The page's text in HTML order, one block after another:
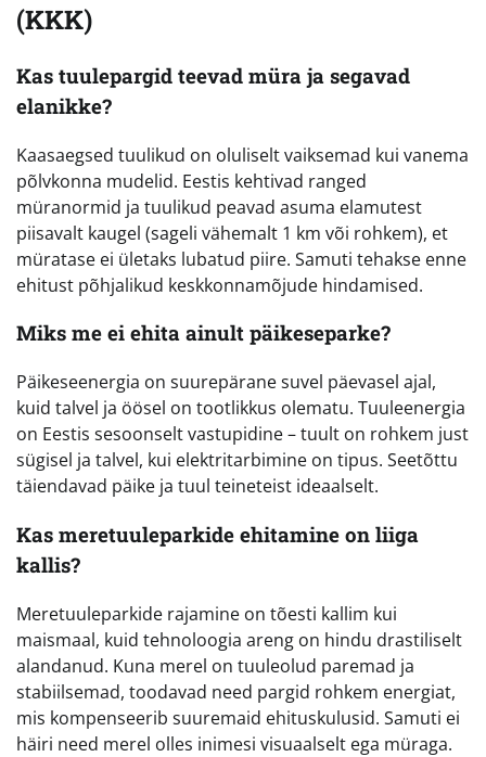
(KKK)
Kas tuulepargid teevad müra ja segavad
elanikke?
Kaasaegsed tuulikud on oluliselt vaiksemad kui vanema
põlvkonna mudelid. Eestis kehtivad ranged
müranormid ja tuulikud peavad asuma elamutest
piisavalt kaugel (sageli vähemalt 1 km või rohkem), et
müratase ei ületaks lubatud piire. Samuti tehakse enne
ehitust põhjalikud keskkonnamõjude hindamised.
Miks me ei ehita ainult päikeseparke?
Päikeseenergia on suurepärane suvel päevasel ajal,
kuid talvel ja öösel on tootlikkus olematu. Tuuleenergia
on Eestis sesoonselt vastupidine – tuult on rohkem just
sügisel ja talvel, kui elektritarbimine on tipus. Seetõttu
täiendavad päike ja tuul teineteist ideaalselt.
Kas meretuuleparkide ehitamine on liiga
kallis?
Meretuuleparkide rajamine on tõesti kallim kui
maismaal, kuid tehnoloogia areng on hindu drastiliselt
alandanud. Kuna merel on tuuleolud paremad ja
stabiilsemad, toodavad need pargid rohkem energiat,
mis kompenseerib suuremaid ehituskulusid. Samuti ei
häiri need merel olles inimesi visuaalselt ega müraga.